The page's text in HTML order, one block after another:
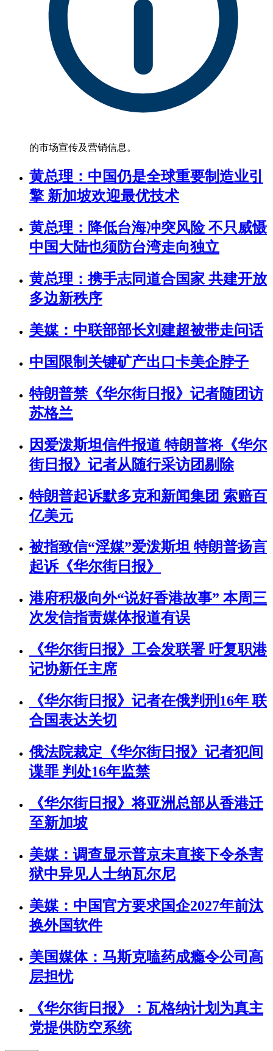
的市场宣传及营销信息。
黄总理：中国仍是全球重要制造业引
擎 新加坡欢迎最优技术
黄总理：降低台海冲突风险 不只威慑
中国大陆也须防台湾走向独立
黄总理：携手志同道合国家 共建开放
多边新秩序
美媒：中联部部长刘建超被带走问话
中国限制关键矿产出口卡美企脖子
特朗普禁《华尔街日报》记者随团访
苏格兰
因爱泼斯坦信件报道 特朗普将《华尔
街日报》记者从随行采访团剔除
特朗普起诉默多克和新闻集团 索赔百
亿美元
被指致信“淫媒”爱泼斯坦 特朗普扬言
起诉《华尔街日报》
港府积极向外“说好香港故事” 本周三
次发信指责媒体报道有误
《华尔街日报》工会发联署 吁复职港
记协新任主席
《华尔街日报》记者在俄判刑16年 联
合国表达关切
俄法院裁定《华尔街日报》记者犯间
谍罪 判处16年监禁
《华尔街日报》将亚洲总部从香港迁
至新加坡
美媒：调查显示普京未直接下令杀害
狱中异见人士纳瓦尔尼
美媒：中国官方要求国企2027年前汰
换外国软件
美国媒体：马斯克嗑药成瘾令公司高
层担忧
《华尔街日报》：瓦格纳计划为真主
党提供防空系统